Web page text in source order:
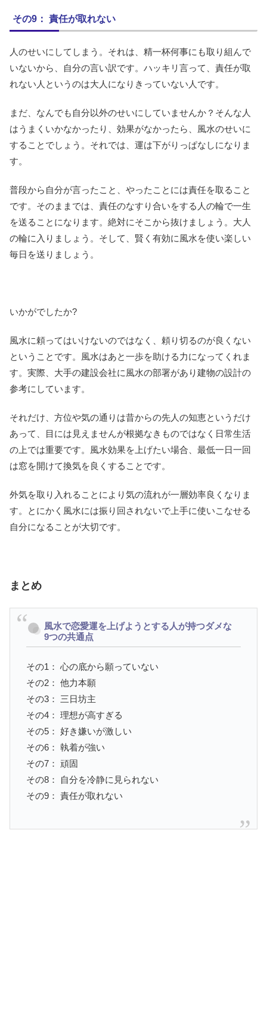
その9： 責任が取れない
人のせいにしてしまう。それは、精一杯何事にも取り組んで
いないから、自分の言い訳です。ハッキリ言って、責任が取
れない人というのは大人になりきっていない人です。
まだ、なんでも自分以外のせいにしていませんか？そんな人
はうまくいかなかったり、効果がなかったら、風水のせいに
することでしょう。それでは、運は下がりっぱなしになりま
す。
普段から自分が言ったこと、やったことには責任を取ること
です。そのままでは、責任のなすり合いをする人の輪で一生
を送ることになります。絶対にそこから抜けましょう。大人
の輪に入りましょう。そして、賢く有効に風水を使い楽しい
毎日を送りましょう。
いかがでしたか?
風水に頼ってはいけないのではなく、頼り切るのが良くない
ということです。風水はあと一歩を助ける力になってくれま
す。実際、大手の建設会社に風水の部署があり建物の設計の
参考にしています。
それだけ、方位や気の通りは昔からの先人の知恵というだけ
あって、目には見えませんが根拠なきものではなく日常生活
の上では重要です。風水効果を上げたい場合、最低一日一回
は窓を開けて換気を良くすることです。
外気を取り入れることにより気の流れが一層効率良くなりま
す。とにかく風水には振り回されないで上手に使いこなせる
自分になることが大切です。
まとめ
風水で恋愛運を上げようとする人が持つダメな
9つの共通点
その1： 心の底から願っていない
その2： 他力本願
その3： 三日坊主
その4： 理想が高すぎる
その5： 好き嫌いが激しい
その6： 執着が強い
その7： 頑固
その8： 自分を冷静に見られない
その9： 責任が取れない